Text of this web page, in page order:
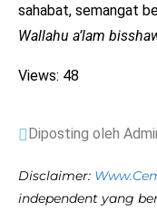
sahabat, semangat
Wallahu a’lam
Views: 48
Diposting oleh
Disclaimer:
independent yang